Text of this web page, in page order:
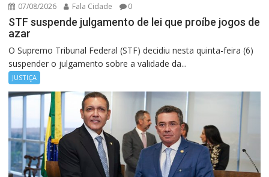
07/08/2026 Fala Cidade 0
STF suspende julgamento de lei que proíbe jogos de
azar
O Supremo Tribunal Federal (STF) decidiu nesta quinta-feira (6)
suspender o julgamento sobre a validade da...
JUSTIÇA